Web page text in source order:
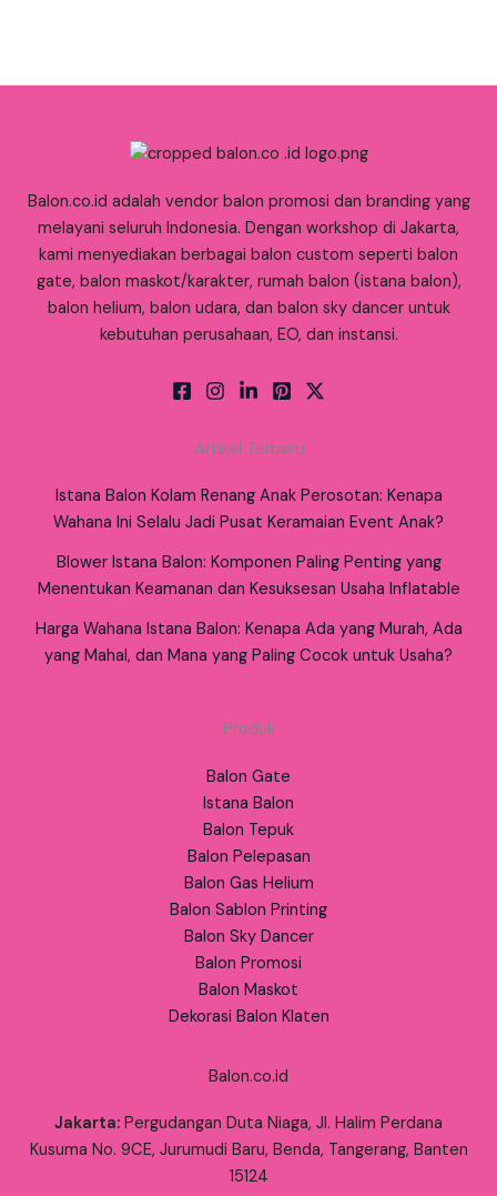
Balon.co.id adalah vendor balon promosi dan branding yang
melayani seluruh Indonesia. Dengan workshop di Jakarta,
kami menyediakan berbagai balon custom seperti balon
gate, balon maskot/karakter, rumah balon (istana balon),
balon helium, balon udara, dan balon sky dancer untuk
kebutuhan perusahaan, EO, dan instansi.
Artikel Terbaru
Istana Balon Kolam Renang Anak Perosotan: Kenapa
Wahana Ini Selalu Jadi Pusat Keramaian Event Anak?
Blower Istana Balon: Komponen Paling Penting yang
Menentukan Keamanan dan Kesuksesan Usaha Inflatable
Harga Wahana Istana Balon: Kenapa Ada yang Murah, Ada
yang Mahal, dan Mana yang Paling Cocok untuk Usaha?
Produk
Balon Gate
Istana Balon
Balon Tepuk
Balon Pelepasan
Balon Gas Helium
Balon Sablon Printing
Balon Sky Dancer
Balon Promosi
Balon Maskot
Dekorasi Balon Klaten
Balon.co.id
Jakarta: Pergudangan Duta Niaga, Jl. Halim Perdana
Kusuma No. 9CE, Jurumudi Baru, Benda, Tangerang, Banten
15124